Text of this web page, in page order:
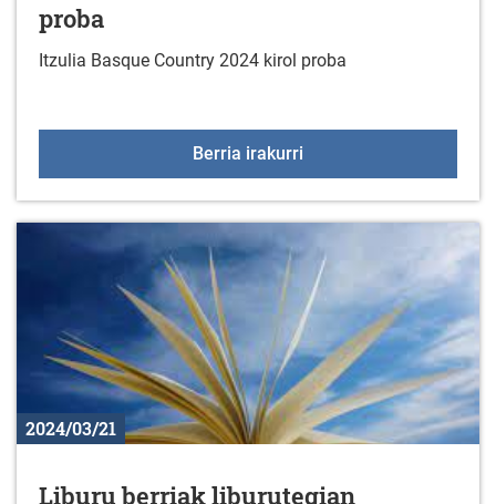
proba
Itzulia Basque Country 2024 kirol proba
Berria irakurri
2024/03/21
Liburu berriak liburutegian